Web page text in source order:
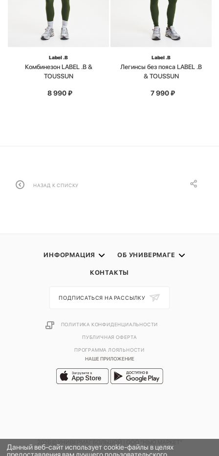
Label .B
Комбинезон LABEL .B &
TOUSSUN
8 990₽
Label .B
Легинсы без пояса LABEL .B
& TOUSSUN
7 990₽
НАЗАД К СПИСКУ
ИНФОРМАЦИЯ ОБ УНИВЕРМАГЕ
КОНТАКТЫ
НАШЕ ПРИЛОЖЕНИЕ
ПОДПИСАТЬСЯ НА РАССЫЛКУ
ПОЛИТИКА КОНФИДЕНЦИАЛЬНОСТИ
ПУБЛИЧНАЯ ОФЕРТА
ПРОГРАММА ЛОЯЛЬНОСТИ
Данный веб-сайт использует cookie-файлы в целях